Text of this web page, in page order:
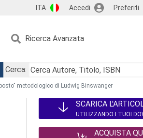
ITA Accedi Preferiti
Ricerca Avanzata
Cerca:
metodologico di Ludwig Binswanger
SCARICA
UTILIZZANDO I TUOI
ACQUISTA